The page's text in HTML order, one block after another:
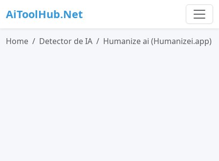
AiToolHub.Net
Home Detector de IA Humanize ai (Humanizei.app)